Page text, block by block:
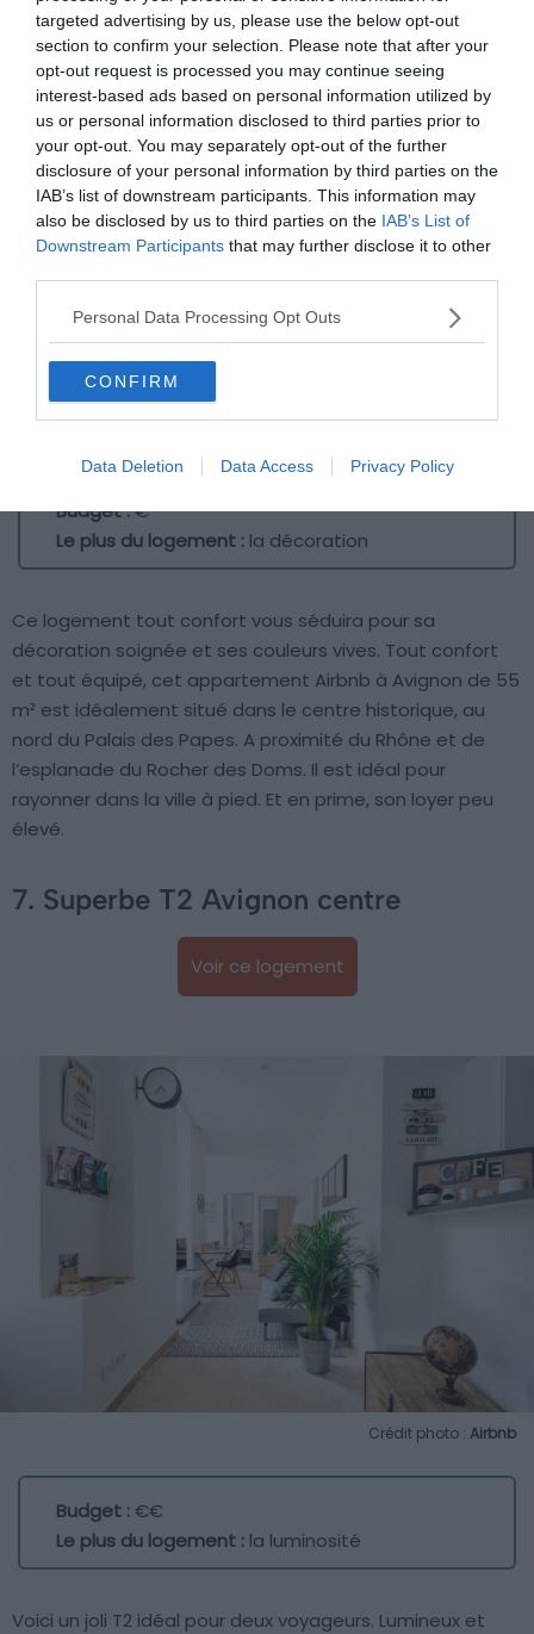
targeted advertising by us, please use the below opt-out
section to confirm your selection. Please note that after your
opt-out request is processed you may continue seeing
interest-based ads based on personal information utilized by
us or personal information disclosed to third parties prior to
your opt-out. You may separately opt-out of the further
disclosure of your personal information by third parties on the
IAB’s list of downstream participants. This information may
also be disclosed by us to third parties on the IAB’s List of
Downstream Participants that may further disclose it to other
Personal Data Processing Opt Outs
CONFIRM
Data Deletion Data Access Privacy Policy
Budget :€
Le plus du logement : la décoration
Ce logement tout confort vous séduira pour sa
décoration soignée et ses couleurs vives. Tout confort
et tout équipé, cet appartement Airbnb à Avignon de 55
m² est idéalement situé dans le centre historique, au
nord du Palais des Papes. A proximité du Rhône et de
l’esplanade du Rocher des Doms. Il est idéal pour
rayonner dans la ville à pied. Et en prime, son loyer peu
élevé.
7. Superbe T2 Avignon centre
Voir ce logement
Crédit photo : Airbnb
Budget :€€
Le plus du logement : la luminosité
Voici un joli T2 idéal pour deux voyageurs. Lumineux et